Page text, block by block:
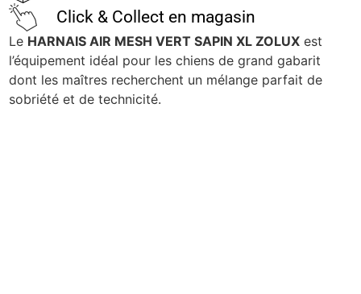
Click & Collect en magasin
Le HARNAIS AIR MESH VERT SAPIN XL ZOLUX est
l’équipement idéal pour les chiens de grand gabarit
dont les maîtres recherchent un mélange parfait de
sobriété et de technicité.